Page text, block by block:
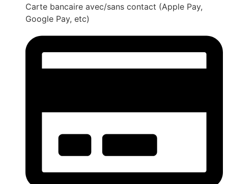
Carte bancaire avec/sans contact (Apple Pay,
Google Pay, etc)